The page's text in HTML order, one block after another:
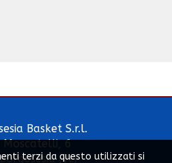
Basket S.r.l.
Moscatelli, 6
(Vc)
terzi da questo utilizzati si